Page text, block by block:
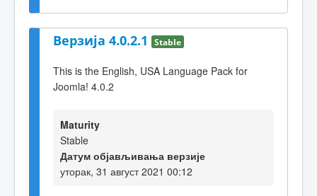
Верзија 4.0.2.1 Stable
This is the English, USA Language Pack for
Joomla! 4.0.2
Maturity
Stable
Датум објављивања верзије
уторак, 31 август 2021 00:12